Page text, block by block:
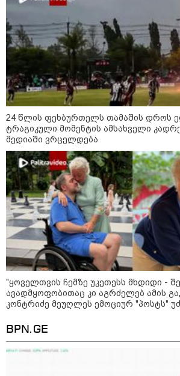
15:49 / 06-08-2026
შეიძინე ალდაგის სამოგზაურო
მიიღე გაორმაგებული ინტერნეტი
საზოგადოება
11:36 / 08-08-2026
წელიწადნახევარში
ადამიანი დაიკარგა - 57
ეძებენ
24 წლის ფეხბურთელს თამაშის დროს
ტრაგიკული მომენტის ამსახველი
მედიაში ვრცელდება
"ყოველთვის ჩემზე უკეთესს მხდიდი -
ავადმყოფობითაც კი აგრძელებ ამის
კონტრიძე მეუღლეს ემოციურ "პოსტს"
BPN.GE